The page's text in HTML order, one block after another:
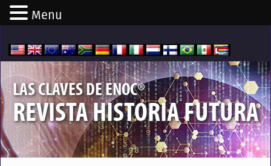
LAS CLAVES DE ENOC®
REVISTA HISTORIA FUTURA
Menu